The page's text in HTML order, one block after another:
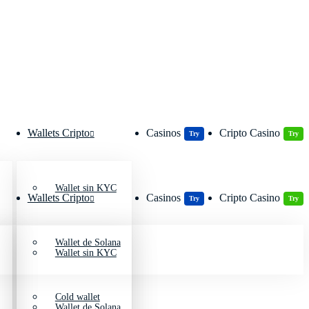
Wallets Cripto
Wallet sin KYC
Wallet de Solana
Cold wallet
Casinos Try Cripto Casino Try
Wallets Cripto
Wallet sin KYC
Casinos Try Cripto Casino Try